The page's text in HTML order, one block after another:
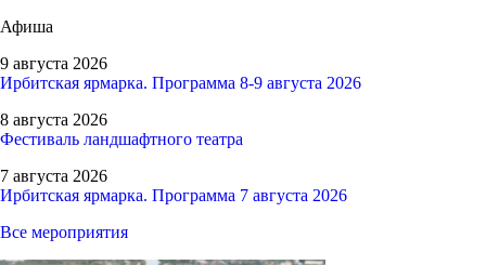
Афиша
9 августа 2026
Ирбитская ярмарка. Программа 8-9 августа 2026
8 августа 2026
Фестиваль ландшафтного театра
7 августа 2026
Ирбитская ярмарка. Программа 7 августа 2026
Все мероприятия